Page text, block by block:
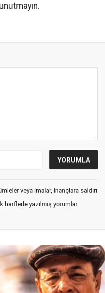
veya imalar, inançlara saldırı
harflerle yazılmış yorumlar